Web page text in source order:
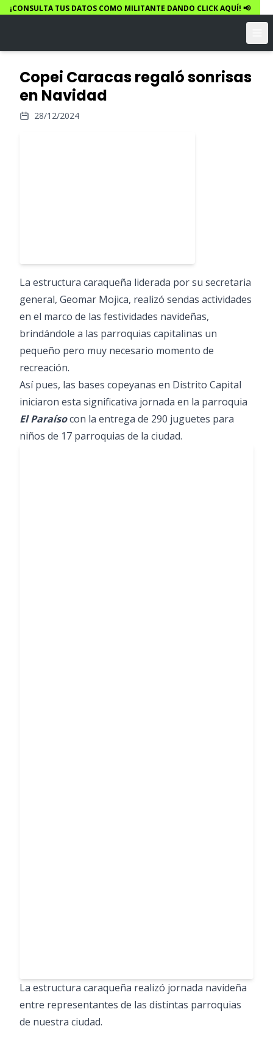
¡CONSULTA TUS DATOS COMO MILITANTE DANDO CLICK AQUÍ! 📢
Copei Caracas regaló sonrisas
en Navidad
28/12/2024
La estructura caraqueña liderada por su secretaria
general, Geomar Mojica, realizó sendas actividades
en el marco de las festividades navideñas,
brindándole a las parroquias capitalinas un
pequeño pero muy necesario momento de
recreación.
Así pues, las bases copeyanas en Distrito Capital
iniciaron esta significativa jornada en la parroquia
El Paraísocon la entrega de 290 juguetes para
niños de 17 parroquias de la ciudad.
La estructura caraqueña realizó jornada navideña
entre representantes de las distintas parroquias
de nuestra ciudad.